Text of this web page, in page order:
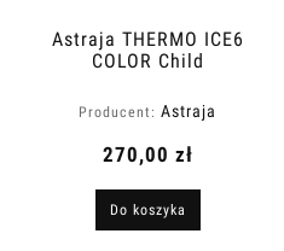
Astraja THERMO ICE6
COLOR Child
Producent: Astraja
270,00 zł
Do koszyka